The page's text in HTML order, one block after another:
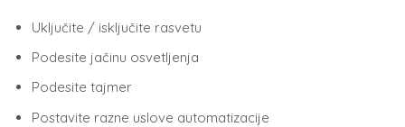
Uključite / isključite rasvetu
Podesite jačinu osvetljenja
Podesite tajmer
Postavite razne uslove automatizacije